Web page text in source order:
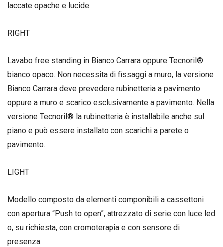
laccate opache e lucide.
RIGHT
Lavabo free standing in Bianco Carrara oppure Tecnoril®
bianco opaco. Non necessita di fissaggi a muro, la versione
Bianco Carrara deve prevedere rubinetteria a pavimento
oppure a muro e scarico esclusivamente a pavimento. Nella
versione Tecnoril® la rubinetteria è installabile anche sul
piano e può essere installato con scarichi a parete o
pavimento.
LIGHT
Modello composto da elementi componibili a cassettoni
con apertura “Push to open”, attrezzato di serie con luce led
o, su richiesta, con cromoterapia e con sensore di
presenza.